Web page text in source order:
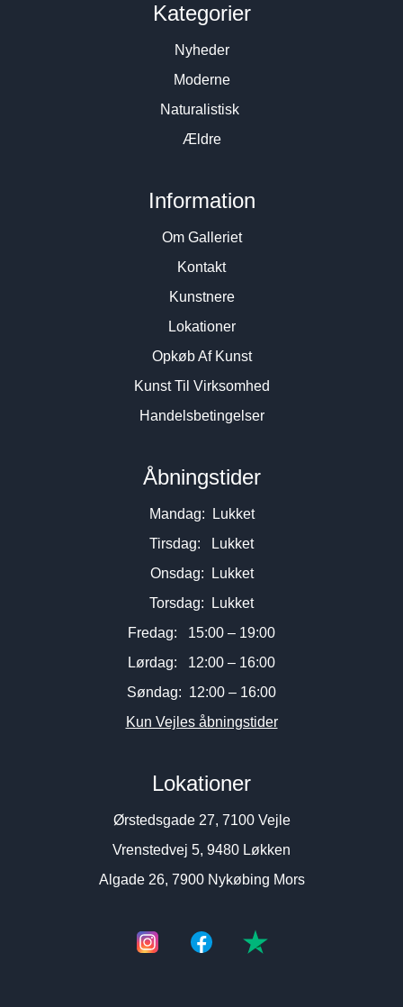
Kategorier
Nyheder
Moderne
Naturalistisk
Ældre
Information
Om Galleriet
Kontakt
Kunstnere
Lokationer
Opkøb Af Kunst
Kunst Til Virksomhed
Handelsbetingelser
Åbningstider
Mandag: Lukket
Tirsdag: Lukket
Onsdag: Lukket
Torsdag: Lukket
Fredag: 15:00 – 19:00
Lørdag: 12:00 – 16:00
Søndag: 12:00 – 16:00
Kun Vejles åbningstider
Lokationer
Ørstedsgade 27, 7100 Vejle
Vrenstedvej 5, 9480 Løkken
Algade 26, 7900 Nykøbing Mors